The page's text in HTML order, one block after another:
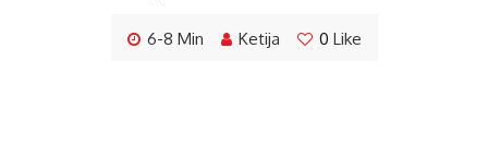
6-8 Min Ketija 0 Like